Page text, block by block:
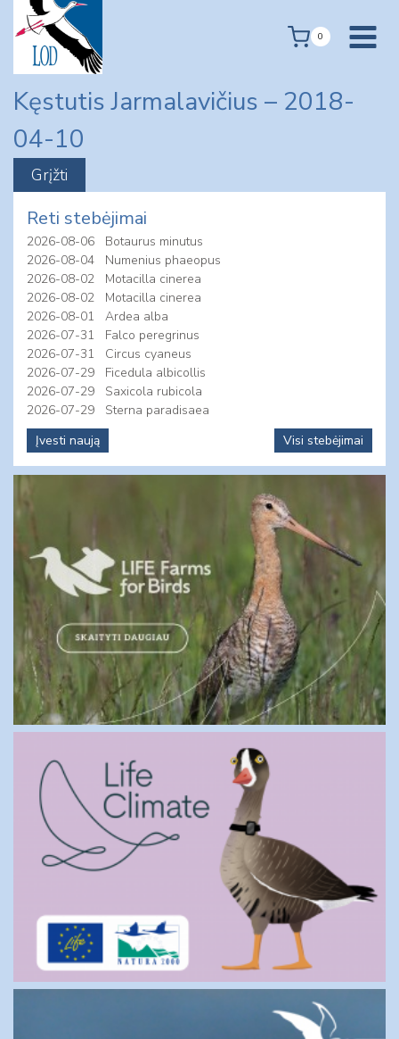
content
0
Kęstutis Jarmalavičius – 2018-
04-10
Reti stebėjimai
2026-08-06
Botaurus minutus
2026-08-04
Numenius phaeopus
2026-08-02
Motacilla cinerea
2026-08-02
Motacilla cinerea
2026-08-01
Ardea alba
2026-07-31
Falco peregrinus
2026-07-31
Circus cyaneus
2026-07-29
Ficedula albicollis
2026-07-29
Saxicola rubicola
2026-07-29
Sterna paradisaea
Įvesti naują
Visi stebėjimai